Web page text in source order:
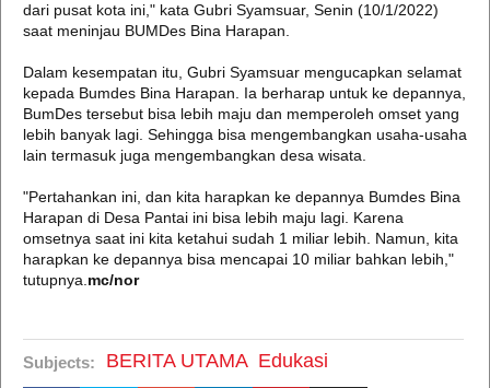
dari pusat kota ini," kata Gubri Syamsuar, Senin (10/1/2022)
saat meninjau BUMDes Bina Harapan.
Dalam kesempatan itu, Gubri Syamsuar mengucapkan selamat
kepada Bumdes Bina Harapan. Ia berharap untuk ke depannya,
BumDes tersebut bisa lebih maju dan memperoleh omset yang
lebih banyak lagi. Sehingga bisa mengembangkan usaha-usaha
lain termasuk juga mengembangkan desa wisata.
"Pertahankan ini, dan kita harapkan ke depannya Bumdes Bina
Harapan di Desa Pantai ini bisa lebih maju lagi. Karena
omsetnya saat ini kita ketahui sudah 1 miliar lebih. Namun, kita
harapkan ke depannya bisa mencapai 10 miliar bahkan lebih,"
tutupnya. mc/nor
Subjects: BERITA UTAMA Edukasi